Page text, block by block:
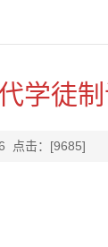
学徒
点击：[9685]